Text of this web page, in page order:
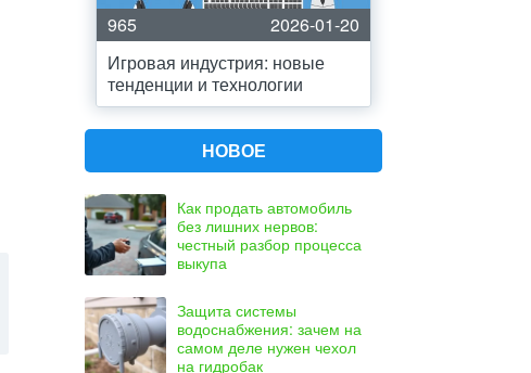
965
2026-01-20
Игровая индустрия: новые
тенденции и технологии
НОВОЕ
Как продать автомобиль
без лишних нервов:
честный разбор процесса
выкупа
Защита системы
водоснабжения: зачем на
самом деле нужен чехол
на гидробак